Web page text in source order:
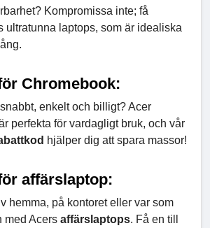
Kompromissa inte; få
ultratunna laptops, som är idealiska
Chromebook:
enkelt och billigt? Acer
perfekta för vardagligt bruk, och vår
hjälper dig att spara massor!
affärslaptop:
hemma, på kontoret eller var som
med Acers affärslaptops. Få en till